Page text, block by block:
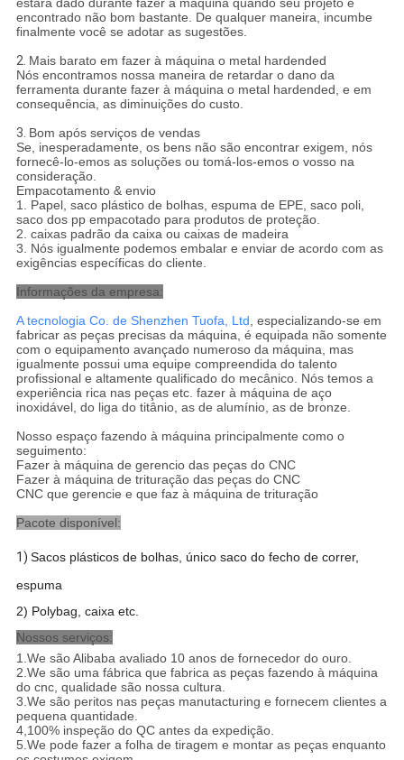
estará dado durante fazer à máquina quando seu projeto é
encontrado não bom bastante. De qualquer maneira, incumbe
finalmente você se adotar as sugestões.
2. Mais barato em fazer à máquina o metal hardended
Nós encontramos nossa maneira de retardar o dano da
ferramenta durante fazer à máquina o metal hardended, e em
consequência, as diminuições do custo.
3. Bom após serviços de vendas
Se, inesperadamente, os bens não são encontrar exigem, nós
fornecê-lo-emos as soluções ou tomá-los-emos o vosso na
consideração.
Empacotamento & envio
1. Papel, saco plástico de bolhas, espuma de EPE, saco poli,
saco dos pp empacotado para produtos de proteção.
2. caixas padrão da caixa ou caixas de madeira
3. Nós igualmente podemos embalar e enviar de acordo com as
exigências específicas do cliente.
Informações da empresa:
A tecnologia Co. de Shenzhen Tuofa, Ltd, especializando-se em
fabricar as peças precisas da máquina, é equipada não somente
com o equipamento avançado numeroso da máquina, mas
igualmente possui uma equipe compreendida do talento
profissional e altamente qualificado do mecânico. Nós temos a
experiência rica nas peças etc. fazer à máquina de aço
inoxidável, do liga do titânio, as de alumínio, as de bronze.
Nosso espaço fazendo à máquina principalmente como o
seguimento:
Fazer à máquina de gerencio das peças do CNC
Fazer à máquina de trituração das peças do CNC
CNC que gerencie e que faz à máquina de trituração
Pacote disponível:
1) Sacos plásticos de bolhas, único saco do fecho de correr,
espuma
2) Polybag, caixa etc.
Nossos serviços:
1.We são Alibaba avaliado 10 anos de fornecedor do ouro.
2.We são uma fábrica que fabrica as peças fazendo à máquina
do cnc, qualidade são nossa cultura.
3.We são peritos nas peças manutacturing e fornecem clientes a
pequena quantidade.
4,100% inspeção do QC antes da expedição.
5.We pode fazer a folha de tiragem e montar as peças enquanto